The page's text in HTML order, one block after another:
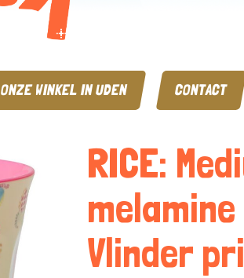
ONZE WINKEL IN UDEN CONTACT
RICE:
Vlinder